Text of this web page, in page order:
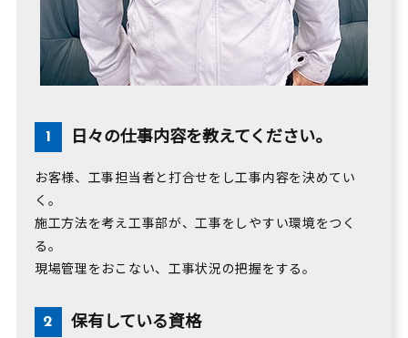
日々の仕事内容を教えてください。
お客様、工事担当者と打合せをし工事内容を決めてい
く。
施工方法を考え工事部が、工事をしやすい環境をつく
る。
現場管理をおこない、工事状況の把握をする。
保有している資格